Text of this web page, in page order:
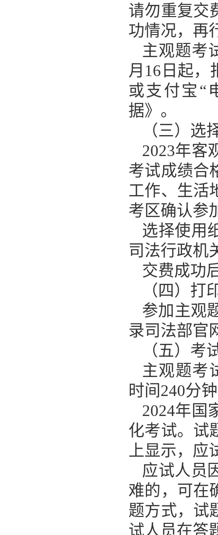
请勿重复交
功情况，再
主观题考
月16日起，
或支付宝“
据》。
（三）选
2023年客
考试成绩合
工作、生活
考区确认参
选择使用
司法行政机
交费成功
（四）打
参加主观
录司法部官
（五）考
主观题考
时间240分
2024年国
化考试。试
上显示，
应试人员
难的，可在
题方式，试
试人员在答